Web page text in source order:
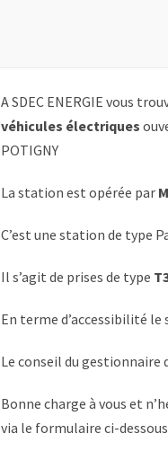
A SDEC ENERGIE vous
véhicules électriques
POTIGNY
La station est opérée par
C’est une station de type
Il s’agit de prises de type
En terme d’accessibilité
Le conseil du gestionnaire
Bonne charge à vous et
via le formulaire ci-